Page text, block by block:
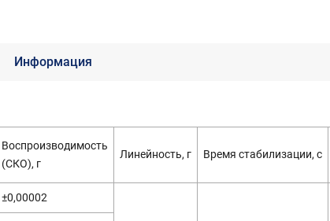
Информация
Воспроизводимость
(СКО), г
Линейность, г Время стабилизации, с
±0,00002